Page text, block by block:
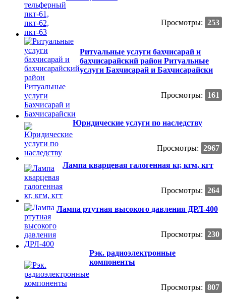
Просмотры: 253
Ритуальные услуги бахчисарай и
бахчисарайский район Ритуальные
услуги Бахчисарай и Бахчисарайски
Просмотры: 161
Юридические услуги по наследству
Просмотры: 2967
Лампа кварцевая галогенная кг, кгм, кгт
Просмотры: 264
Лампа ртутная высокого давления ДРЛ-400
Просмотры: 230
Рэк. радиоэлектронные
компоненты
Просмотры: 807